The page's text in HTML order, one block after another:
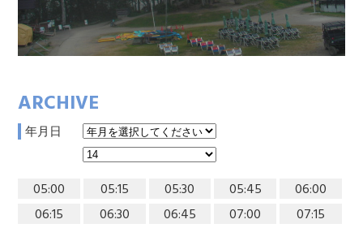
ARCHIVE
年月日
05:00 05:15 05:30 05:45
06:00
06:15
06:30 06:45 07:00
07:15